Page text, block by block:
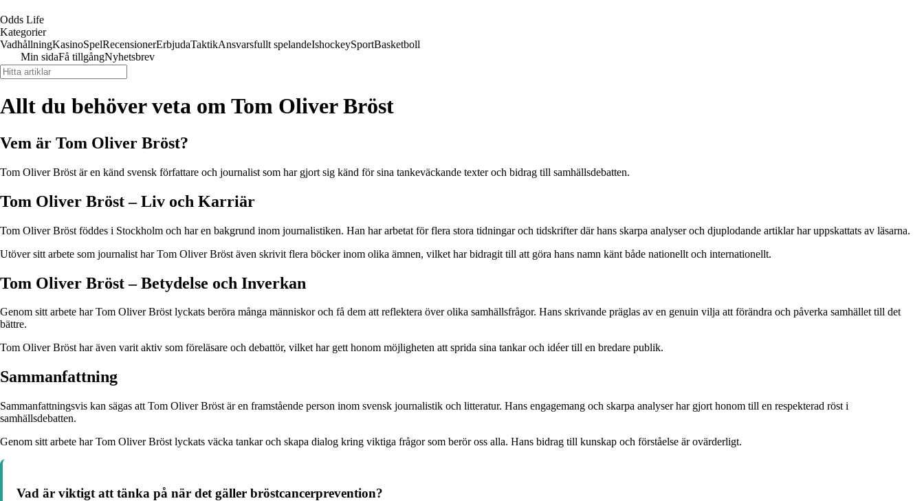
Odds Life
Kategorier
VadhållningKasinoSpelRecensionerErbjudaTaktikAnsvarsfullt spelandeIshockeySportBasketboll
Min sidaFå tillgångNyhetsbrev
Allt du behöver veta om Tom Oliver Bröst
Vem är Tom Oliver Bröst?
Tom Oliver Bröst är en känd svensk författare och journalist som har gjort sig känd för sina tankeväckande texter och bidrag till samhällsdebatten.
Tom Oliver Bröst – Liv och Karriär
Tom Oliver Bröst föddes i Stockholm och har en bakgrund inom journalistiken. Han har arbetat för flera stora tidningar och tidskrifter där hans skarpa analyser och djuplodande artiklar har uppskattats av läsarna.
Utöver sitt arbete som journalist har Tom Oliver Bröst även skrivit flera böcker inom olika ämnen, vilket har bidragit till att göra hans namn känt både nationellt och internationellt.
Tom Oliver Bröst – Betydelse och Inverkan
Genom sitt arbete har Tom Oliver Bröst lyckats beröra många människor och få dem att reflektera över olika samhällsfrågor. Hans skrivande präglas av en genuin vilja att förändra och påverka samhället till det
bättre.
Tom Oliver Bröst har även varit aktiv som föreläsare och debattör, vilket har gett honom möjligheten att sprida sina tankar och idéer till en bredare publik.
Sammanfattning
Sammanfattningsvis kan sägas att Tom Oliver Bröst är en framstående person inom svensk journalistik och litteratur. Hans engagemang och skarpa analyser har gjort honom till en respekterad röst i
samhällsdebatten.
Genom sitt arbete har Tom Oliver Bröst lyckats väcka tankar och skapa dialog kring viktiga frågor som berör oss alla. Hans bidrag till kunskap och förståelse är ovärderligt.
Vad är viktigt att tänka på när det gäller bröstcancerprevention?